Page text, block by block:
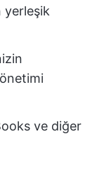
yerleşik
ve diğer